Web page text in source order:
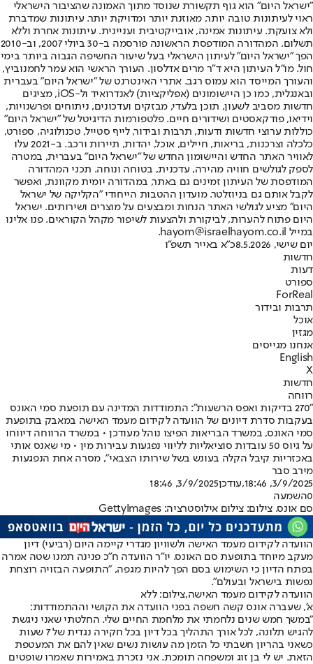
"ישראל היום" הוא גוף תקשורת שנוסד מתוך האמונה שהציבור הישראלי
ראוי לעיתונות טובה יותר, מאוזנת יותר ומדויקת יותר. עיתונות שמדברת
ולא צועקת. עיתונות אמינה, אובייקטיבית ועניינית. עיתונות אחרת וללא
תשלום. המהדורה המודפסת הראשונה פורסמה ב-30 ביולי 2007, וב-2010
הפך "ישראל היום" לעיתון הישראלי בעל שיעור החשיפה הגבוה ביותר בימי
חול. מו"ל העיתון היא ד"ר מרים אדלסון. העורך הראשי הוא עמר לחמנוביץ,
והעורך המייסד הוא עמוס רגב. אתרי האינטרנט של "ישראל היום" בעברית
ובאנגלית, כמו כן היישומונים (אפליקציות) לאנדרואיד ול-iOS, מציגים
חדשות מסביב לשעון, תוכן בלעדי, מבזקים ועדכונים, ניתוחים ופרשנויות,
וידיאו, פודקאסטים ושידורים חיים. פלטפורמות הדיגיטל של "ישראל היום"
כוללות ערוצי חדשות ודעות, תרבות ובידור, לייף סטייל, טכנולוגיה, ספורט,
כלכלה וצרכנות, בריאות, חיילים, אוכל, יהדות, תיירות ורכב. ב-2021 עלו
לאוויר האתר החדש והיישומון החדש של "ישראל היום" בעברית, במטרה
לספק לגולשים חוויה מהירה, עדכנית, בטוחה ונוחה. תכני המהדורה
המודפסת של העיתון זמינים גם באתר, במהדורה יומית מקוונת, ואפשר
לקבל אותם גם בניוזלטר. מועדון ההטבות הייחודי "הקליקה של ישראל
היום" מציע לגולשי האתר הנחות ומבצעים על מוצרים ושירותים. ישראל
היום פתוח להערות, לביקורת ולהצעות לשיפור מקהל הקוראים. פנו אלינו
במייל hayom@israelhayom.co.il.
יום שישי, 8.5.2026
כ"א באייר תשפ"ו
חדשות
דעות
ספורט
ForReal
תרבות ובידור
אוכל
מגזין
אנחנו מגייסים
English
X
חדשות
רווחה
"270 בדיקות ואפס הרשעות": התמודדות המדינה עם תופעת סמי האונס
בעקבות סדרת דיונים של הוועדה לקידום מעמד האישה במאבק בתופעת
סמי האונס, במשרד הבריאות הפיצו נוהל מעודכן • במשרד הרווחה דיווחו
על גיוס 50 עובדות סוציאליות לליווי נפגעות עבירות מין • מי שאנס אותי
באכזריות קיבל הקלה בעונש בשל שירותו הצבאי", מסרה אחת הנפגעות
מירב סבר
3/9/2025, 18:46
,עודכן3/9/2025, 18:46
0השמעה
סם אונס. צילום: צילום אילוסטרציה: GettyImages
הוועדה לקידום מעמד האישה ולשוויון מגדרי קיימה היום (רביעי) דיון
מעקב מיוחד בתופעת סם האונס. יו"ר הוועדה ח"כ פנינה תמנו שטה אמרה
בפתח הדיון כי השימוש בסם הפך להיות מגפה, "התופעה הבזויה רוצחת
נפשות בישראל ובעולם".
הוועדה לקידום מעמד האישה,צילום: ללא
א', שעברה אונס קשה חשפה בפני הוועדה את הקושי וההתמודדות:
"במשך חמש שנים נלחמתי את מלחמת החיים שלי. החלטתי שאני ניגשת
להגיש תלונה, לכל אורך התהליך בכל דיון בכל חקירה נגדית של 7 שעות
כשאני בהריון חשבתי כל הזמן מה עושות נשים שאין להם את המעטפת
הזאת. יש לי בן זוג ומשפחה תומכת. אני נזכרת באמירות שאמרו שופטים